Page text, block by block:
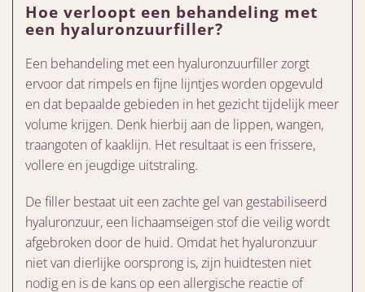
Hoe verloopt een behandeling met
een hyaluronzuurfiller?
Een behandeling met een hyaluronzuurfiller zorgt
ervoor dat rimpels en fijne lijntjes worden opgevuld
en dat bepaalde gebieden in het gezicht tijdelijk meer
volume krijgen. Denk hierbij aan de lippen, wangen,
traangoten of kaaklijn. Het resultaat is een frissere,
vollere en jeugdige uitstraling.
De filler bestaat uit een zachte gel van gestabiliseerd
hyaluronzuur, een lichaamseigen stof die veilig wordt
afgebroken door de huid. Omdat het hyaluronzuur
niet van dierlijke oorsprong is, zijn huidtesten niet
nodig en is de kans op een allergische reactie of